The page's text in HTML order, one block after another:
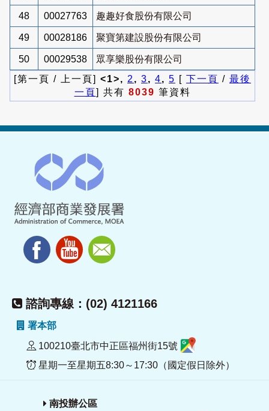
48 00027763 趣趣好食股份有限公司
49 00028186 聚寶第建設股份有限公司
50 00029538
眾享樂股份有限公司
[第一頁 / 上一頁] <1>, 2 , 3, 4, 5 [ 下一頁 / 最後
一頁] 共有 8039 筆資料
諮詢專線：(02) 4121166
署本部
100210臺北市中正區福州街15號
星期一至星期五8:30～17:30（國定假日除外）
南投辦公區